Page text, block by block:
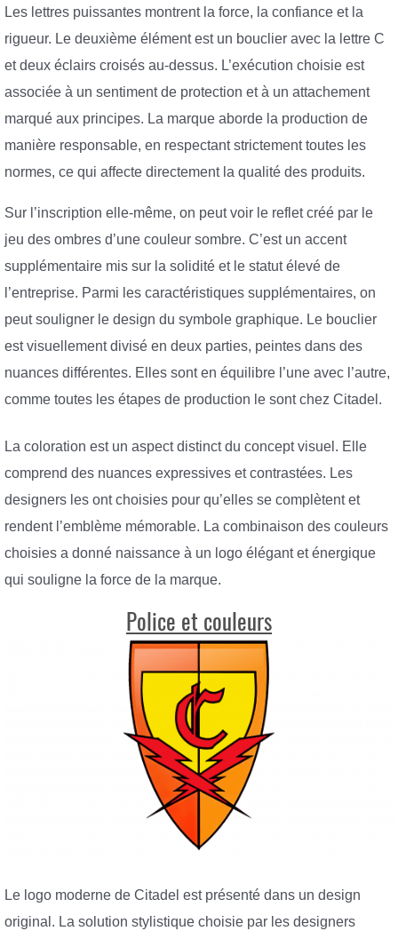
Les lettres puissantes montrent la force, la confiance et la
rigueur. Le deuxième élément est un bouclier avec la lettre C
et deux éclairs croisés au-dessus. L’exécution choisie est
associée à un sentiment de protection et à un attachement
marqué aux principes. La marque aborde la production de
manière responsable, en respectant strictement toutes les
normes, ce qui affecte directement la qualité des produits.
Sur l’inscription elle-même, on peut voir le reflet créé par le
jeu des ombres d’une couleur sombre. C’est un accent
supplémentaire mis sur la solidité et le statut élevé de
l’entreprise. Parmi les caractéristiques supplémentaires, on
peut souligner le design du symbole graphique. Le bouclier
est visuellement divisé en deux parties, peintes dans des
nuances différentes. Elles sont en équilibre l’une avec l’autre,
comme toutes les étapes de production le sont chez Citadel.
La coloration est un aspect distinct du concept visuel. Elle
comprend des nuances expressives et contrastées. Les
designers les ont choisies pour qu’elles se complètent et
rendent l’emblème mémorable. La combinaison des couleurs
choisies a donné naissance à un logo élégant et énergique
qui souligne la force de la marque.
Police et couleurs
Le logo moderne de Citadel est présenté dans un design
original. La solution stylistique choisie par les designers